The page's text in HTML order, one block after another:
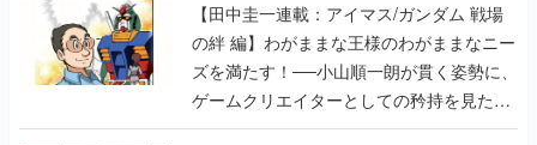
【田中圭一連載：アイマス/ガンダム 戦場
の絆 編】わがままな王様のわがままなニー
ズを満たす！──小山順一朗が貫く姿勢に、
ゲームクリエイターとしての矜持を見た
【若ゲのいたり最終回】